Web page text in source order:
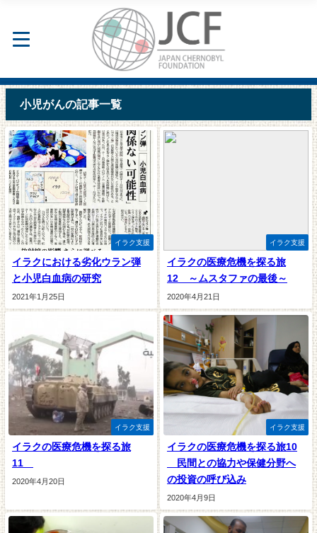
小児がんの記事一覧
イラク支援
イラクにおける劣化ウラン弾
と小児白血病の研究
2021年1月25日
イラク支援
イラクの医療危機を探る旅
12 ～ムスタファの最後～
2020年4月21日
イラク支援
イラクの医療危機を探る旅
11
2020年4月20日
イラク支援
イラクの医療危機を探る旅10
民間との協力や保健分野へ
の投資の呼び込み
2020年4月9日